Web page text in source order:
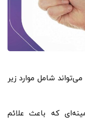
شامل موارد زیر
که باعث علائم